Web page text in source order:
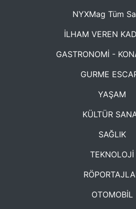
NYXMag Tüm
İLHAM VEREN
GASTRONOMİ -
GURME
YAŞAM
KÜLTÜR
SAĞLIK
TEKNOLOJİ
OTOMOBİL